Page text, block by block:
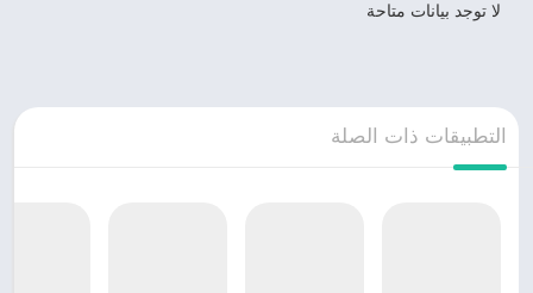
لا توجد بيانات متاحة
التطبيقات ذات الصلة